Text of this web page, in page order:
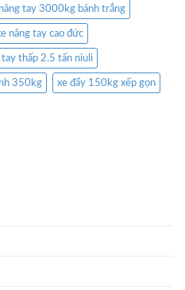
tay 3000kg bánh trắng
nâng tay cao đức
tay thấp 2.5 tấn niuli
350kg xe đẩy 150kg xếp gọn